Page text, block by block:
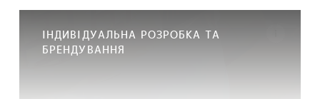
ІНДИВІДУАЛЬНА РОЗРОБКА ТА
БРЕНДУВАННЯ